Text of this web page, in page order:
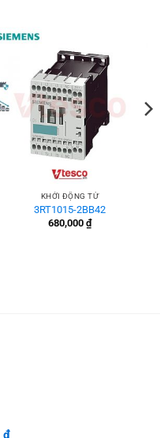
KHỞI ĐỘNG TỪ
3RT1015-2BB42
680,000 ₫
₫Giá